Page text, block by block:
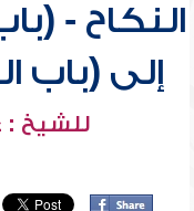
النكاح -
إلى (باب
للشيخ :